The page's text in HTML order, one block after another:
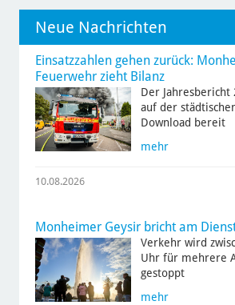
Neue Nachrichten
Einsatzzahlen gehen zurück:
Feuerwehr zieht Bilanz
Der
auf der
Download bereit
mehr
10.08.2026
Monheimer Geysir bricht am
Verkehr wird
Uhr für mehrere
gestoppt
mehr